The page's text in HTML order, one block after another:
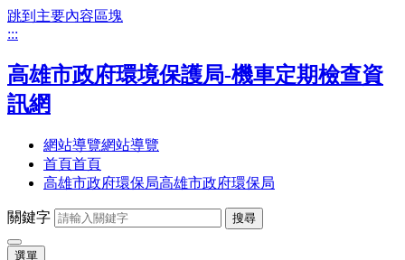
跳到主要內容區塊
:::
高雄市政府環境保護局-機車定期檢查資
訊網
網站導覽網站導覽
首頁首頁
高雄市政府環保局高雄市政府環保局
關鍵字 搜尋
選單